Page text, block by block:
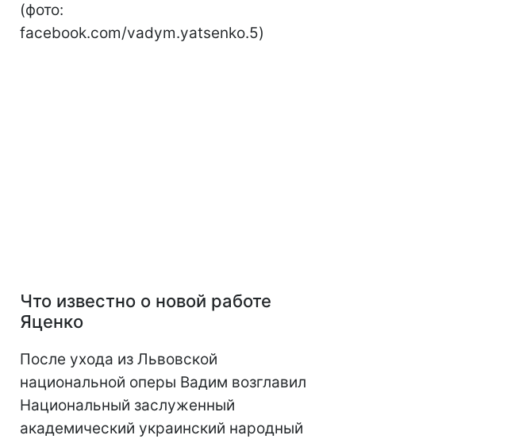
(фото:
facebook.com/vadym.yatsenko.5)
Что известно о новой работе
Яценко
После ухода из Львовской
национальной оперы Вадим возглавил
Национальный заслуженный
академический украинский народный